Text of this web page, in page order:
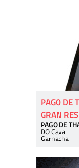
PAGO DE
GRAN
PAGO DE
DO Cava
Garnacha